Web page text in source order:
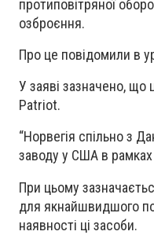
протиповітряної
озброєння.
Про це повідомили в
У заяві зазначено, що
Patriot.
“Норвегія спільно з
заводу у США в рамках
При цьому
для якнайшвидшого
наявності ці засоби.